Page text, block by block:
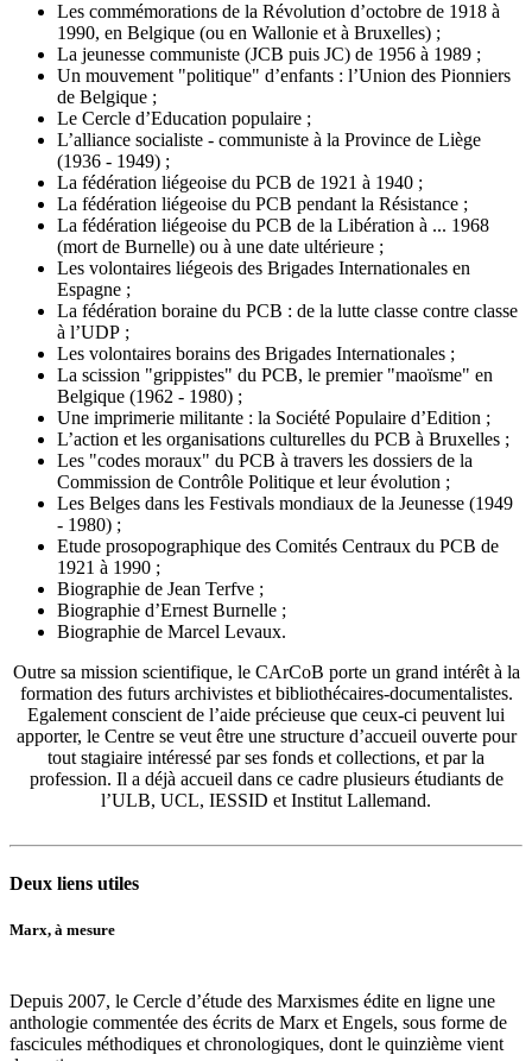
Les commémorations de la Révolution d’octobre de 1918 à
1990, en Belgique (ou en Wallonie et à Bruxelles) ;
La jeunesse communiste (JCB puis JC) de 1956 à 1989 ;
Un mouvement "politique" d’enfants : l’Union des Pionniers
de Belgique ;
Le Cercle d’Education populaire ;
L’alliance socialiste - communiste à la Province de Liège
(1936 - 1949) ;
La fédération liégeoise du PCB de 1921 à 1940 ;
La fédération liégeoise du PCB pendant la Résistance ;
La fédération liégeoise du PCB de la Libération à ... 1968
(mort de Burnelle) ou à une date ultérieure ;
Les volontaires liégeois des Brigades Internationales en
Espagne ;
La fédération boraine du PCB : de la lutte classe contre classe
à l’UDP ;
Les volontaires borains des Brigades Internationales ;
La scission "grippistes" du PCB, le premier "maoïsme" en
Belgique (1962 - 1980) ;
Une imprimerie militante : la Société Populaire d’Edition ;
L’action et les organisations culturelles du PCB à Bruxelles ;
Les "codes moraux" du PCB à travers les dossiers de la
Commission de Contrôle Politique et leur évolution ;
Les Belges dans les Festivals mondiaux de la Jeunesse (1949
- 1980) ;
Etude prosopographique des Comités Centraux du PCB de
1921 à 1990 ;
Biographie de Jean Terfve ;
Biographie d’Ernest Burnelle ;
Biographie de Marcel Levaux.
Outre sa mission scientifique, le CArCoB porte un grand intérêt à la
formation des futurs archivistes et bibliothécaires-documentalistes.
Egalement conscient de l’aide précieuse que ceux-ci peuvent lui
apporter, le Centre se veut être une structure d’accueil ouverte pour
tout stagiaire intéressé par ses fonds et collections, et par la
profession. Il a déjà accueil dans ce cadre plusieurs étudiants de
l’ULB, UCL, IESSID et Institut Lallemand.
Deux liens utiles
Marx, à mesure
Depuis 2007, le Cercle d’étude des Marxismes édite en ligne une
anthologie commentée des écrits de Marx et Engels, sous forme de
fascicules méthodiques et chronologiques, dont le quinzième vient